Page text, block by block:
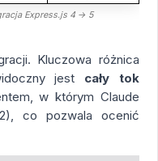
Express.js 4 → 5
Kluczowa różnica
jest cały tok
w którym Claude
co pozwala ocenić